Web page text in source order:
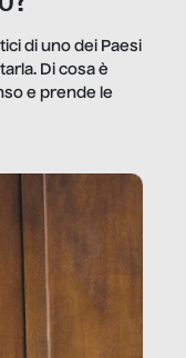
di uno dei Paesi
Di cosa è
e prende le